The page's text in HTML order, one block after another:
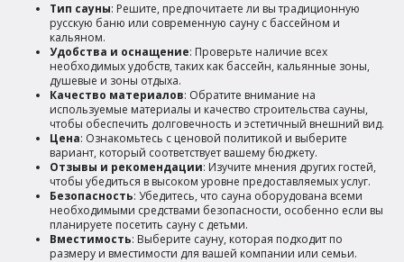
Тип сауны: Решите, предпочитаете ли вы традиционную
русскую баню или современную сауну с бассейном и
кальяном.
Удобства и оснащение: Проверьте наличие всех
необходимых удобств, таких как бассейн, кальянные зоны,
душевые и зоны отдыха.
Качество материалов: Обратите внимание на
используемые материалы и качество строительства сауны,
чтобы обеспечить долговечность и эстетичный внешний вид.
Цена: Ознакомьтесь с ценовой политикой и выберите
вариант, который соответствует вашему бюджету.
Отзывы и рекомендации: Изучите мнения других гостей,
чтобы убедиться в высоком уровне предоставляемых услуг.
Безопасность: Убедитесь, что сауна оборудована всеми
необходимыми средствами безопасности, особенно если вы
планируете посетить сауну с детьми.
Вместимость: Выберите сауну, которая подходит по
размеру и вместимости для вашей компании или семьи.